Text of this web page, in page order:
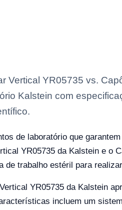
Vertical YR05735 vs.
Kalstein com
de laboratório que
YR05735 da Kalstein e o
de trabalho estéril para
YR05735 da Kalstein
incluem um